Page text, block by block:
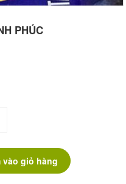
PHÚC
vào giỏ hàng